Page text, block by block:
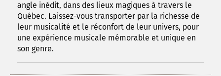
angle inédit, dans des lieux magiques à travers le
Québec. Laissez-vous transporter par la richesse de
leur musicalité et le réconfort de leur univers, pour
une expérience musicale mémorable et unique en
son genre.